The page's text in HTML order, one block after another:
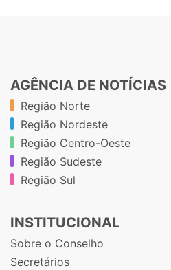
AGÊNCIA DE NOTÍCIAS
Região Norte
Região Nordeste
Região Centro-Oeste
Região Sudeste
Região Sul
INSTITUCIONAL
Sobre o Conselho
Secretários